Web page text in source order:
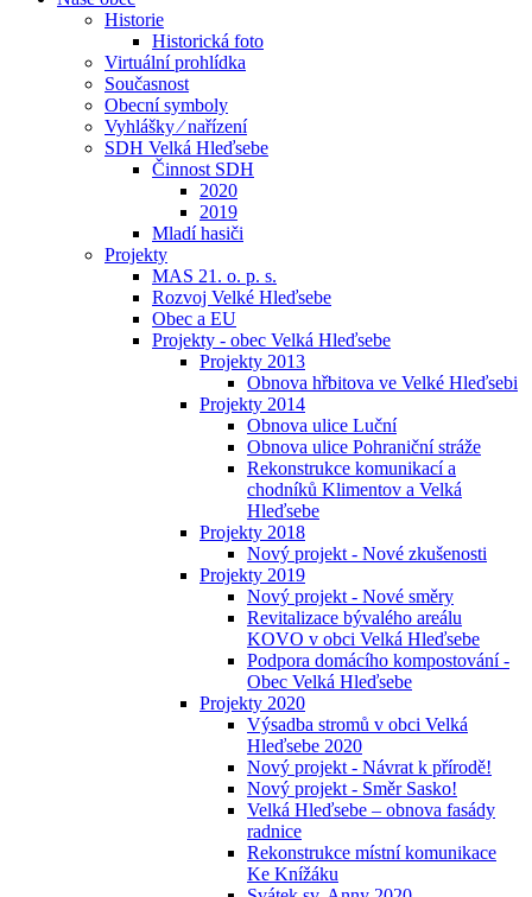
Historie
Historická foto
Virtuální prohlídka
Současnost
Obecní symboly
Vyhlášky ⁄ nařízení
SDH Velká Hleďsebe
Činnost SDH
2020
2019
Mladí hasiči
Projekty
MAS 21. o. p. s.
Rozvoj Velké Hleďsebe
Obec a EU
Projekty - obec Velká Hleďsebe
Projekty 2013
Obnova hřbitova ve Velké Hleďsebi
Projekty 2014
Obnova ulice Luční
Obnova ulice Pohraniční stráže
Rekonstrukce komunikací a
chodníků Klimentov a Velká
Hleďsebe
Projekty 2018
Nový projekt - Nové zkušenosti
Projekty 2019
Nový projekt - Nové směry
Revitalizace bývalého areálu
KOVO v obci Velká Hleďsebe
Podpora domácího kompostování -
Obec Velká Hleďsebe
Projekty 2020
Výsadba stromů v obci Velká
Hleďsebe 2020
Nový projekt - Návrat k přírodě!
Nový projekt - Směr Sasko!
Velká Hleďsebe – obnova fasády
radnice
Rekonstrukce místní komunikace
Ke Knížáku